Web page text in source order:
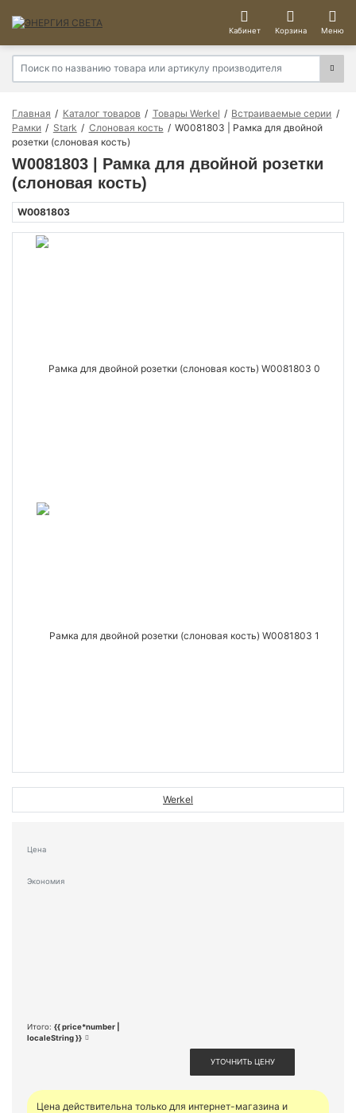
Кабинет Корзина Меню
Главная Каталог товаров Товары Werkel
Встраиваемые серии
Рамки
Stark Слоновая кость
W0081803 | Рамка для двойной
розетки (слоновая кость)
W0081803 | Рамка для двойной розетки
(слоновая кость)
W0081803
Werkel
Цена
Экономия
Итого: {{ price*number |
localeString }}
УТОЧНИТЬ ЦЕНУ
Цена действительна только для интернет-магазина и